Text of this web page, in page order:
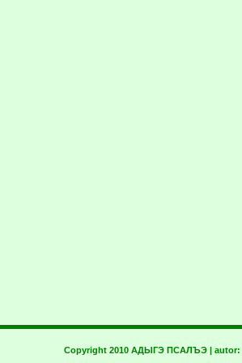
Copyright 2010 АДЫГЭ ПСАЛЪЭ | autor: